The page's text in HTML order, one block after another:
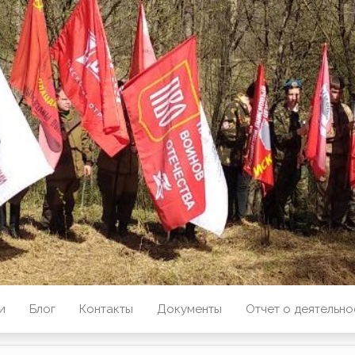
Отряд
Отечества"
Блог Контакты Документы Отчет о